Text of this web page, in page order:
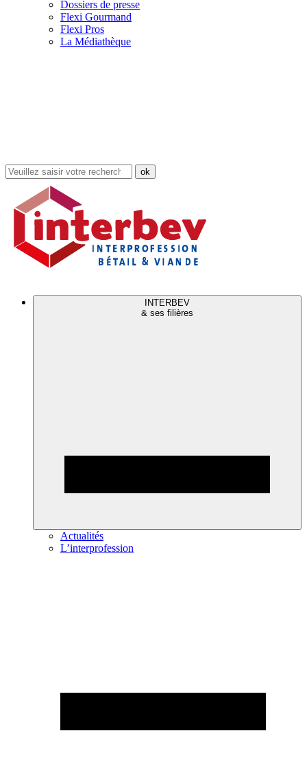
Dossiers de presse
Flexi Gourmand
Flexi Pros
La Médiathèque
Rechercher
dans
site
INTERBEV
& ses filières
Actualités
L’interprofession